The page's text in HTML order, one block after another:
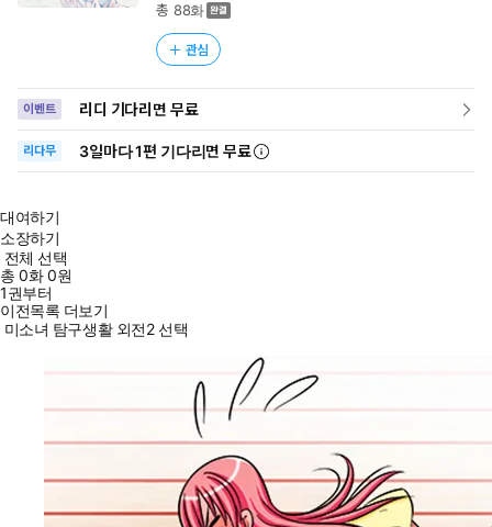
총 88화
관심
이벤트 리디 기다리면 무료
리다무 3일마다1편 기다리면 무료
대여하기
소장하기
전체 선택
총0화0원
1권부터
이전목록 더보기
미소녀 탐구생활 외전2 선택